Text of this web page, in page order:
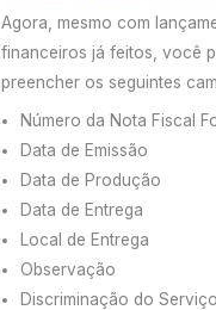
Agora, mesmo com
financeiros já feitos, você
preencher os seguintes
Número da Nota Fiscal
Data de Emissão
Data de Produção
Data de Entrega
Local de Entrega
Observação
Discriminação do Serviço